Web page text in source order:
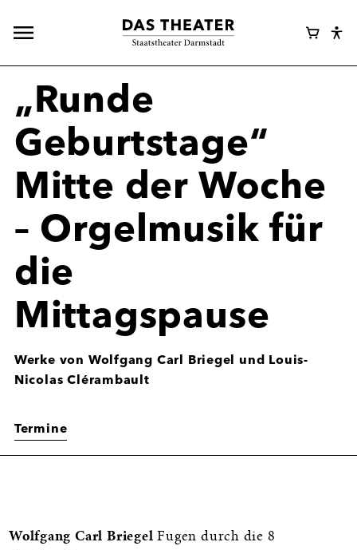
Hauptnavigation
Webshop
„Runde
Geburtstage“
Mitte der Woche
– Orgelmusik für
die
Mittagspause
Werke von Wolfgang Carl Briegel und Louis-
Nicolas Clérambault
Termine
Informationen
Wolfgang Carl BriegelFugen durch die 8